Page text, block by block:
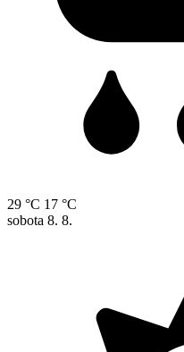
29 °C 17 °C
sobota 8. 8.